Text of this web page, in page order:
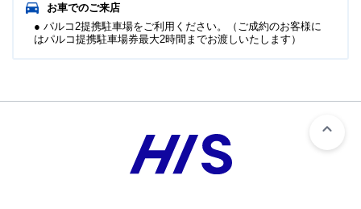
お車でのご来店
● パルコ2提携駐車場をご利用ください。（ご成約のお客様に
はパルコ提携駐車場券最大2時間までお渡しいたします）